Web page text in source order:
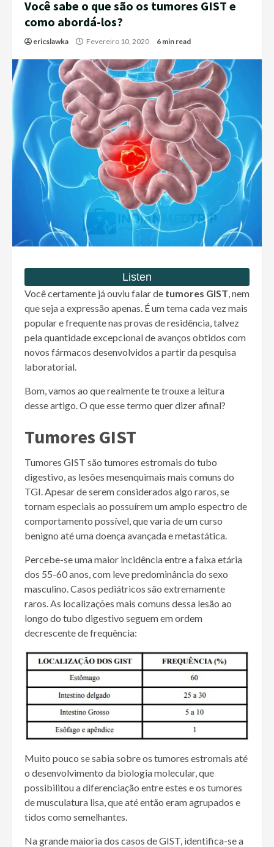
Você sabe o que são os tumores GIST e
como abordá-los?
ericslawka Fevereiro 10, 2020 6 min read
Você certamente já ouviu falar de tumores GIST, nem
que seja a expressão apenas. É um tema cada vez mais
popular e frequente nas provas de residência, talvez
pela quantidade excepcional de avanços obtidos com
novos fármacos desenvolvidos a partir da pesquisa
laboratorial.
Bom, vamos ao que realmente te trouxe a leitura
desse artigo. O que esse termo quer dizer afinal?
Tumores GIST
Tumores GIST são tumores estromais do tubo
digestivo, as lesões mesenquimais mais comuns do
TGI. Apesar de serem considerados algo raros, se
tornam especiais ao possuírem um amplo espectro de
comportamento possível, que varia de um curso
benigno até uma doença avançada e metastática.
Percebe-se uma maior incidência entre a faixa etária
dos 55-60 anos, com leve predominância do sexo
masculino. Casos pediátricos são extremamente
raros. As localizações mais comuns dessa lesão ao
longo do tubo digestivo seguem em ordem
decrescente de frequência:
Muito pouco se sabia sobre os tumores estromais até
o desenvolvimento da biologia molecular, que
possibilitou a diferenciação entre estes e os tumores
de musculatura lisa, que até então eram agrupados e
tidos como semelhantes.
Na grande maioria dos casos de GIST, identifica-se a